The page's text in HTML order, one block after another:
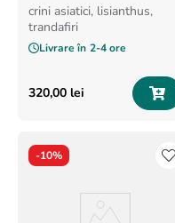
crini asiatici, lisianthus,
trandafiri
Livrare în 2-4 ore
320,00 lei
-10%